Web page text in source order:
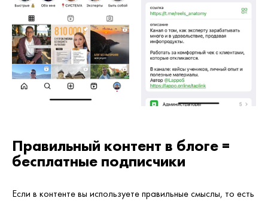
Правильный контент в блоге =
бесплатные подписчики
Если в контенте вы используете правильные смыслы, то есть